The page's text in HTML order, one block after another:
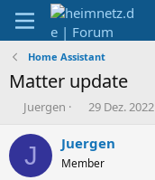
Home Assistant
Matter update
E
s
Juergen
E
s
t
e
29 Dez. 2022
J Juergen
Member